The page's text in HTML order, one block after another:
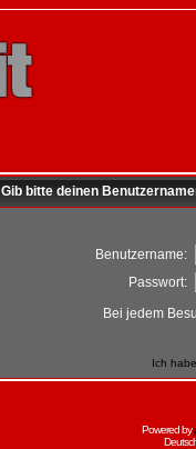
Gib bitte deinen
Benutzername:
Passwort:
Bei jedem
Ich
Powered by